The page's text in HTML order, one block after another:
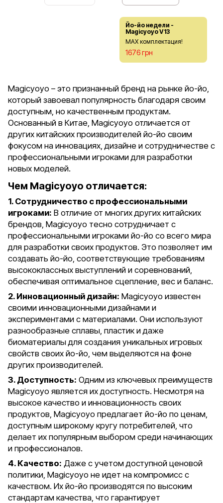
Йо-йо недели -
Magicyoyo V13
МАХ комплектация!
1676 грн
Magicyoyo – это признанный бренд на рынке йо-йо,
который завоевал популярность благодаря своим
доступным, но качественным продуктам.
Основанный в Китае, Magicyoyo отличается от
других китайских производителей йо-йо своим
фокусом на инновациях, дизайне и сотрудничестве с
профессиональными игроками для разработки
новых моделей.
Чем Magicyoyo отличается:
1. Сотрудничество с профессиональными
игроками: В отличие от многих других китайских
брендов, Magicyoyo тесно сотрудничает с
профессиональными игроками йо-йо со всего мира
для разработки своих продуктов. Это позволяет им
создавать йо-йо, соответствующие требованиям
высококлассных выступлений и соревнований,
обеспечивая оптимальное сцепление, вес и баланс.
2. Инновационный дизайн: Magicyoyo известен
своими инновационными дизайнами и
экспериментами с материалами. Они используют
разнообразные сплавы, пластик и даже
биоматериалы для создания уникальных игровых
свойств своих йо-йо, чем выделяются на фоне
других производителей.
3. Доступность: Одним из ключевых преимуществ
Magicyoyo является их доступность. Несмотря на
высокое качество и инновационность своих
продуктов, Magicyoyo предлагает йо-йо по ценам,
доступным широкому кругу потребителей, что
делает их популярным выбором среди начинающих
и профессионалов.
4. Качество: Даже с учетом доступной ценовой
политики, Magicyoyo не идет на компромисс с
качеством. Их йо-йо производятся по высоким
стандартам качества, что гарантирует